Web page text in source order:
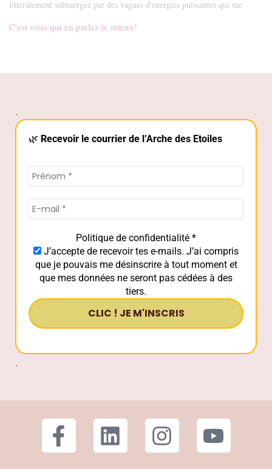
.
Politique de confidentialité*
J’accepte de recevoir tes e-mails. J’ai compris
que mes données ne seront pas cédées à des
tiers.
Copyright Gwenaëlle Carre - 2014-